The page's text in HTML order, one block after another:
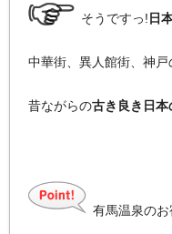
そうですっ!日
中華街、異人館街、神戸
昔ながらの古き良き日本
有馬温泉のお